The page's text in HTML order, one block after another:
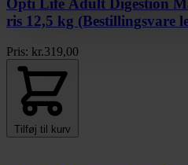
Opti Life Adult Digestion
ris 12,5 kg (Bestillingsvare
Pris: kr.319,00
Tilføj til kurv